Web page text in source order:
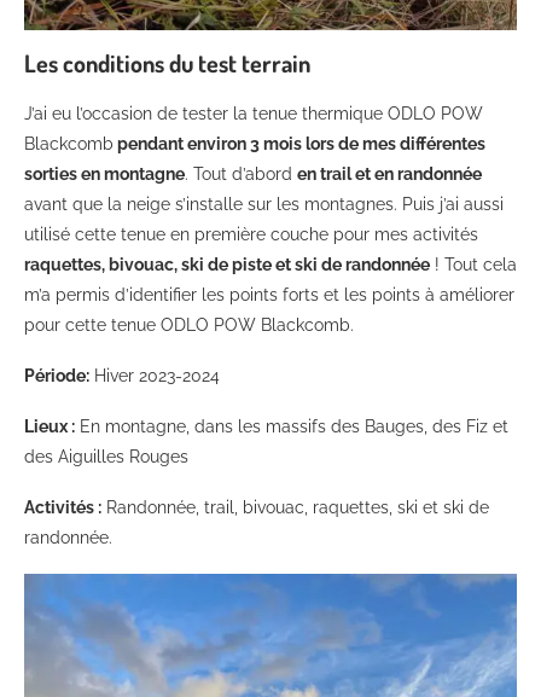
Les conditions du test terrain
J’ai eu l’occasion de tester la tenue thermique ODLO POW
Blackcomb pendant environ 3 mois lors de mes différentes
sorties en montagne. Tout d’abord en trail et en randonnée
avant que la neige s’installe sur les montagnes. Puis j’ai aussi
utilisé cette tenue en première couche pour mes activités
raquettes, bivouac, ski de piste et ski de randonnée ! Tout cela
m’a permis d’identifier les points forts et les points à améliorer
pour cette tenue ODLO POW Blackcomb.
Période: Hiver 2023-2024
Lieux : En montagne, dans les massifs des Bauges, des Fiz et
des Aiguilles Rouges
Activités : Randonnée, trail, bivouac, raquettes, ski et ski de
randonnée.